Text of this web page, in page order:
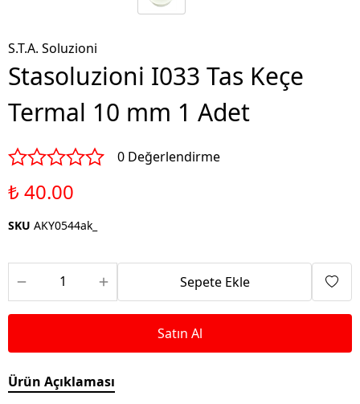
S.T.A. Soluzioni
Stasoluzioni I033 Tas Keçe
Termal 10 mm 1 Adet
0 Değerlendirme
₺ 40.00
SKU AKY0544ak_
Sepete Ekle
Satın Al
Ürün Açıklaması